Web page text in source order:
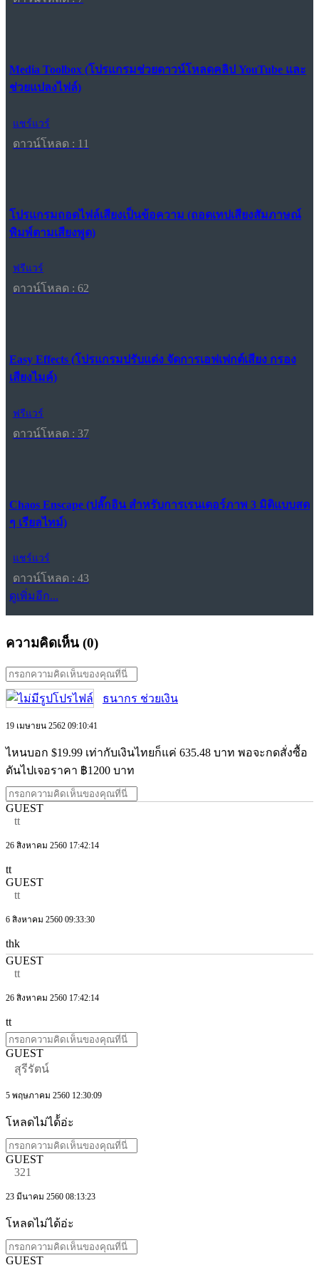
Media Toolbox (โปรแกรมช่วยดาวน์โหลดคลิป YouTube และ
ช่วยแปลงไฟล์)
แชร์แวร์
ดาวน์โหลด : 11
โปรแกรมถอดไฟล์เสียงเป็นข้อความ (ถอดเทปเสียงสัมภาษณ์
พิมพ์ตามเสียงพูด)
ฟรีแวร์
ดาวน์โหลด : 62
Easy Effects (โปรแกรมปรับแต่ง จัดการเอฟเฟกต์เสียง กรอง
เสียงไมค์)
ฟรีแวร์
ดาวน์โหลด : 37
Chaos Enscape (ปลั๊กอิน สำหรับการเรนเดอร์ภาพ 3 มิติแบบสด
ๆ เรียลไทม์)
แชร์แวร์
ดาวน์โหลด : 43
ดูเพิ่มอีก...
ความคิดเห็น (0)
ธนากร ช่วยเงิน
19 เมษายน 2562 09:10:41
ไหนบอก $19.99 เท่ากับเงินไทยก็แค่ 635.48 บาท พอจะกดสั่งซื้อ
ดันไปเจอราคา ฿1200 บาท
GUEST
tt
26 สิงหาคม 2560 17:42:14
tt
GUEST
tt
6 สิงหาคม 2560 09:33:30
thk
GUEST
tt
26 สิงหาคม 2560 17:42:14
tt
GUEST
สุรีรัตน์
5 พฤษภาคม 2560 12:30:09
โหลดไม่ได้้อ่ะ
GUEST
321
23 มีนาคม 2560 08:13:23
โหลดไม่ได้อ่ะ
GUEST